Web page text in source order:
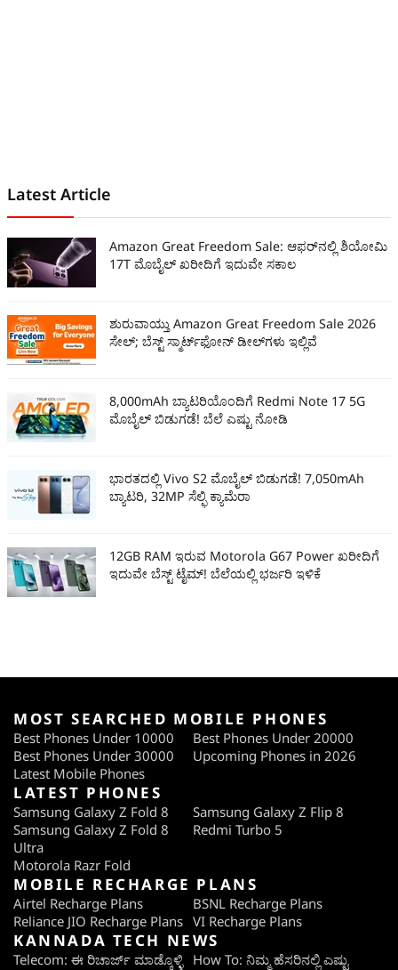
Latest Article
Amazon Great Freedom Sale: ಆಫರ್‌ನಲ್ಲಿ ಶಿಯೋಮಿ
17T ಮೊಬೈಲ್‌ ಖರೀದಿಗೆ ಇದುವೇ ಸಕಾಲ
ಶುರುವಾಯ್ತು Amazon Great Freedom Sale 2026
ಸೇಲ್‌; ಬೆಸ್ಟ್ ಸ್ಮಾರ್ಟ್‌ಫೋನ್ ಡೀಲ್‌ಗಳು ಇಲ್ಲಿವೆ
8,000mAh ಬ್ಯಾಟರಿಯೊಂದಿಗೆ Redmi Note 17 5G
ಮೊಬೈಲ್‌ ಬಿಡುಗಡೆ! ಬೆಲೆ ಎಷ್ಟು ನೋಡಿ
ಭಾರತದಲ್ಲಿ Vivo S2 ಮೊಬೈಲ್‌ ಬಿಡುಗಡೆ! 7,050mAh
ಬ್ಯಾಟರಿ, 32MP ಸೆಲ್ಫಿ ಕ್ಯಾಮೆರಾ
12GB RAM ಇರುವ Motorola G67 Power ಖರೀದಿಗೆ
ಇದುವೇ ಬೆಸ್ಟ್‌ ಟೈಮ್‌! ಬೆಲೆಯಲ್ಲಿ ಭರ್ಜರಿ ಇಳಿಕೆ
MOST SEARCHED MOBILE PHONES
Best Phones Under 10000
Best Phones Under 20000
Best Phones Under 30000
Upcoming Phones in 2026
Latest Mobile Phones
LATEST PHONES
Samsung Galaxy Z Fold 8
Samsung Galaxy Z Flip 8
Samsung Galaxy Z Fold 8
Ultra
Redmi Turbo 5
Motorola Razr Fold
MOBILE RECHARGE PLANS
Airtel Recharge Plans
BSNL Recharge Plans
Reliance JIO Recharge Plans VI Recharge Plans
KANNADA TECH NEWS
Telecom: ಈ ರಿಚಾರ್ಜ್ ಮಾಡ್ಕೊಳ್ಳಿ How To: ನಿಮ್ಮ ಹೆಸರಿನಲ್ಲಿ ಎಷ್ಟು